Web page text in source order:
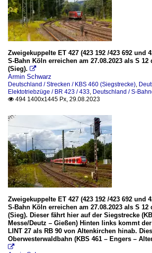
Zweigekuppelte ET 427 (423 192 /423 692 und
S-Bahn Köln erreichen am 27.08.2023 als S
(Sieg). 
Armin Schwarz
Deutschland / Strecken / KBS 460 (Siegstrecke),
Elektotriebzüge / BR 423 / 433, Deutschland / S-
 494 1400x1445 Px, 29.08.2023
Zweigekuppelte ET 427 (423 192 /423 692 und
S-Bahn Köln erreichen am 27.08.2023 als S
(Sieg). Dieser fährt hier auf der Siegstrecke
Messe/Deutz – Gießen) Hinten links kommt
LINT 27 als RB 90 von Altenkirchen hinab.
Oberwesterwaldbahn (KBS 461 – Engers –
